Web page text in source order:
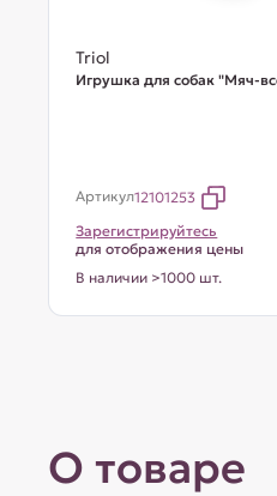
Triol
Игрушка для собак "Мяч-
Артикул12101253
Зарегистрируйтесь
для отображения цены
В наличии >1000 шт.
О товаре